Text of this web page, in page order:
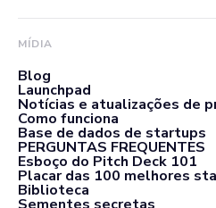
MÍDIA
Blog
Launchpad
Notícias e atualizações de
Como funciona
Base de dados de startups
PERGUNTAS FREQUENTES
Esboço do Pitch Deck 101
Placar das 100 melhores
Biblioteca